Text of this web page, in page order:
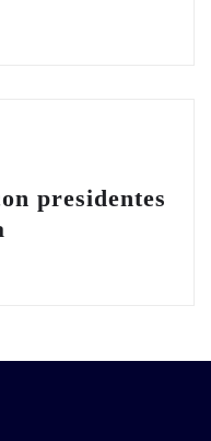
presidentes